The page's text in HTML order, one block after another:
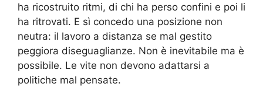
ha ricostruito ritmi, di chi ha perso confini e poi li
ha ritrovati. E sì concedo una posizione non
neutra: il lavoro a distanza se mal gestito
peggiora diseguaglianze. Non è inevitabile ma è
possibile. Le vite non devono adattarsi a
politiche mal pensate.